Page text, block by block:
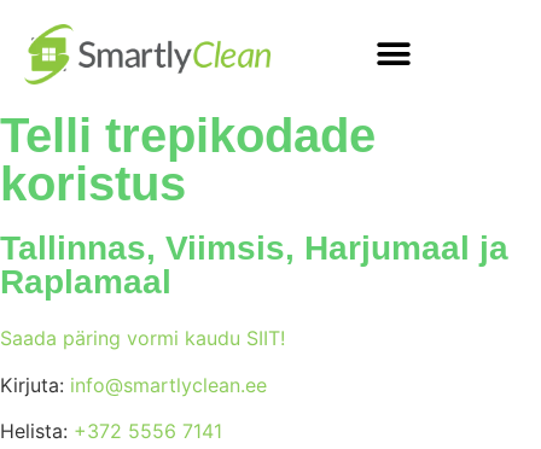
Telli trepikodade
koristus
Tallinnas, Viimsis, Harjumaal ja
Raplamaal
Saada päring vormi kaudu SIIT!
Kirjuta: info@smartlyclean.ee
Helista: +372 5556 7141